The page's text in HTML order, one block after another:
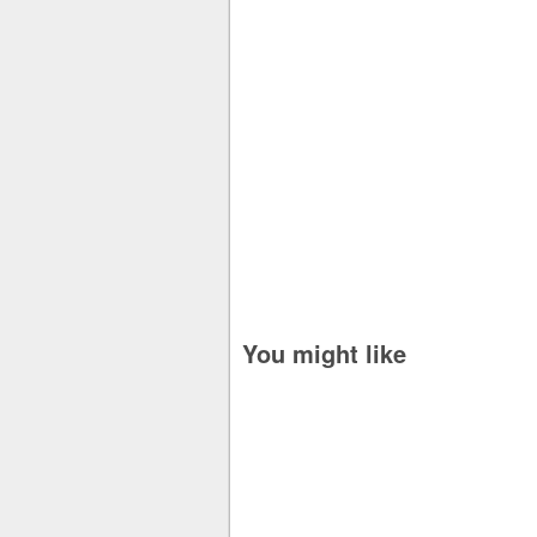
You might like